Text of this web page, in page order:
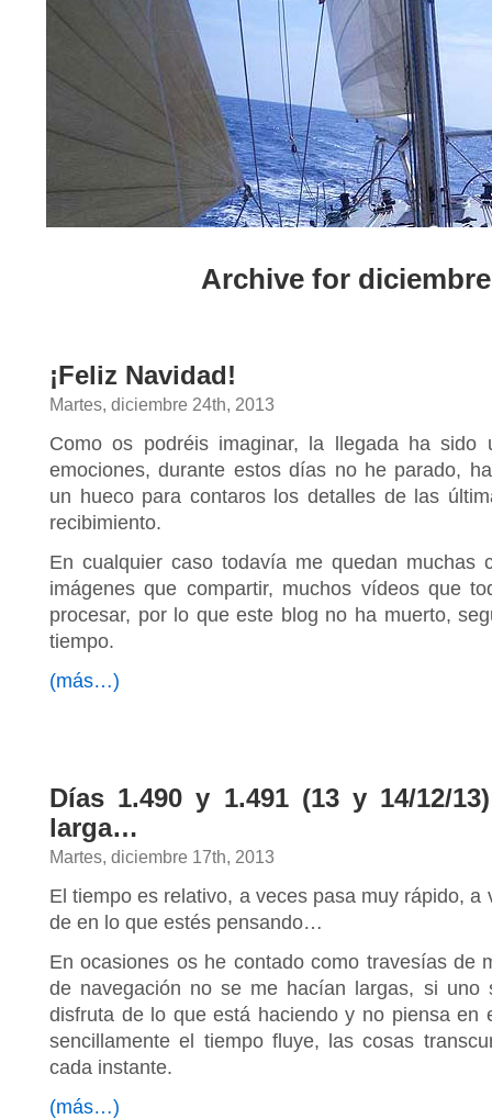
Archive for
¡Feliz Navidad!
Martes, diciembre 24th, 2013
Como os podréis imaginar, la llegada ha sido
emociones, durante estos días no he parado,
un hueco para contaros los detalles de las
recibimiento.
En cualquier caso todavía me quedan muchas
imágenes que compartir, muchos vídeos que
procesar, por lo que este blog no ha muerto,
tiempo.
(más…)
Días 1.490 y 1.491 (13 y 14/12/
larga…
Martes, diciembre 17th, 2013
El tiempo es relativo, a veces pasa muy rápido, a
de en lo que estés pensando…
En ocasiones os he contado como travesías de
de navegación no se me hacían largas, si uno
disfruta de lo que está haciendo y no piensa en
sencillamente el tiempo fluye, las cosas
cada instante.
(más…)